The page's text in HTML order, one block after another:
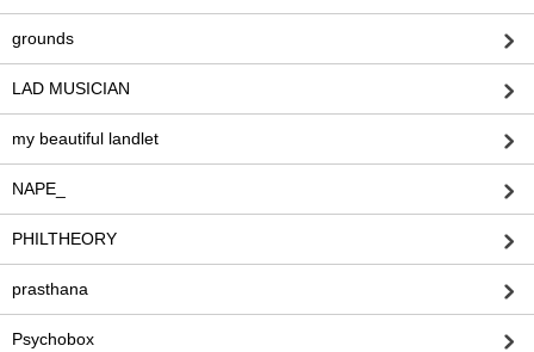
grounds
LAD MUSICIAN
my beautiful landlet
NAPE_
PHILTHEORY
prasthana
Psychobox